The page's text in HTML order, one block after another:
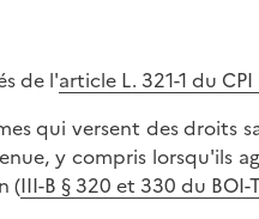
de l'article L. 321-1 du CPI
qui versent des droits
y compris lorsqu'ils
(III-B § 320 et 330 du BOI-